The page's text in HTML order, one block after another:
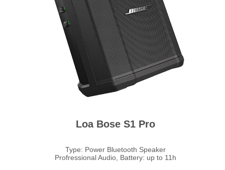
Loa Bose S1 Pro
Type: Power Bluetooth Speaker
Profressional Audio, Battery: up to 11h